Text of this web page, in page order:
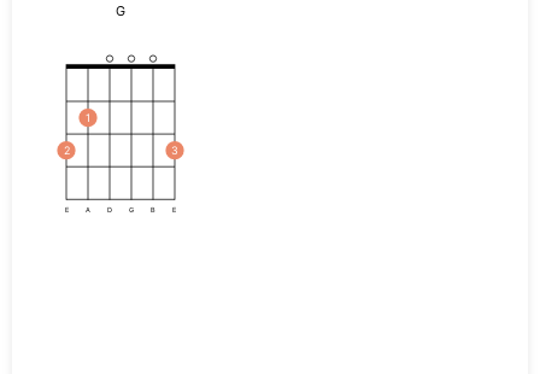
G
2
1
3
E A D G B E